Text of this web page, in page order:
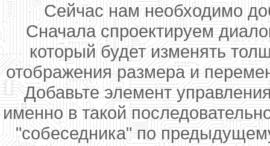
Сейчас нам необходимо
Сначала спроектируем
который будет изменять
отображения размера и
Добавьте элемент
именно в такой
"собеседника" по